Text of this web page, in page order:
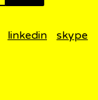
linkedin skype